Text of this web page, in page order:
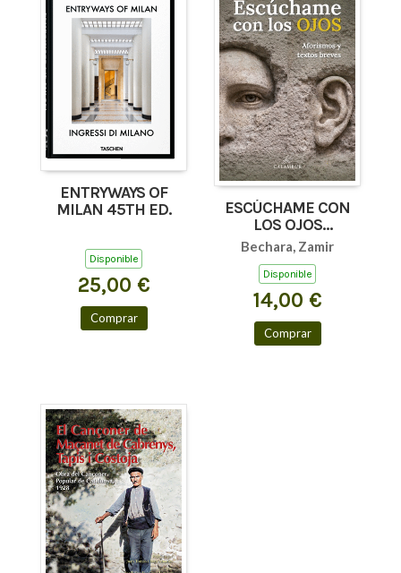
ENTRYWAYS OF
MILAN 45TH ED.
Disponible
25,00 €
Comprar
ESCÚCHAME CON
LOS OJOS
(AFORISMOS Y
TEXTOS BREVES)
Bechara, Zamir
Disponible
14,00 €
Comprar